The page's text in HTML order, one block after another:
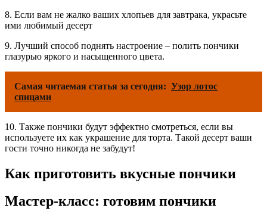
8. Если вам не жалко ваших хлопьев для завтрака, украсьте
ими любимый десерт
9. Лучший способ поднять настроение – полить пончики
глазурью яркого и насыщенного цвета.
Самая читаемая статья за сегодня: Узор лотос
спицами
10. Также пончики будут эффектно смотреться, если вы
используете их как украшение для торта. Такой десерт ваши
гости точно никогда не забудут!
Как приготовить вкусные пончики
Мастер-класс: готовим пончики